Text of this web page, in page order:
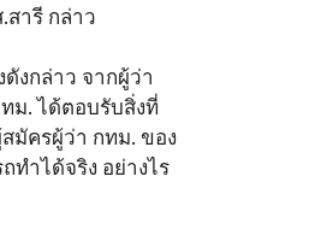
ารี กล่าว
งกล่าว จากผู้ว่า
ม. ได้ตอบรับสิ่งที่
มัครผู้ว่า กทม. ของ
ทำได้จริง อย่างไร